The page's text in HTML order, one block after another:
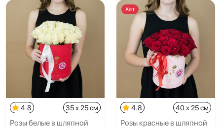
4.8 35 x 25 см
Розы белые в шляпной
Хит
4.8 40 x 25 см
Розы красные в шляпной